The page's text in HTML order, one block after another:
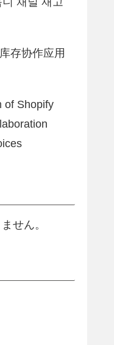
存协作应用
of Shopify
せん。